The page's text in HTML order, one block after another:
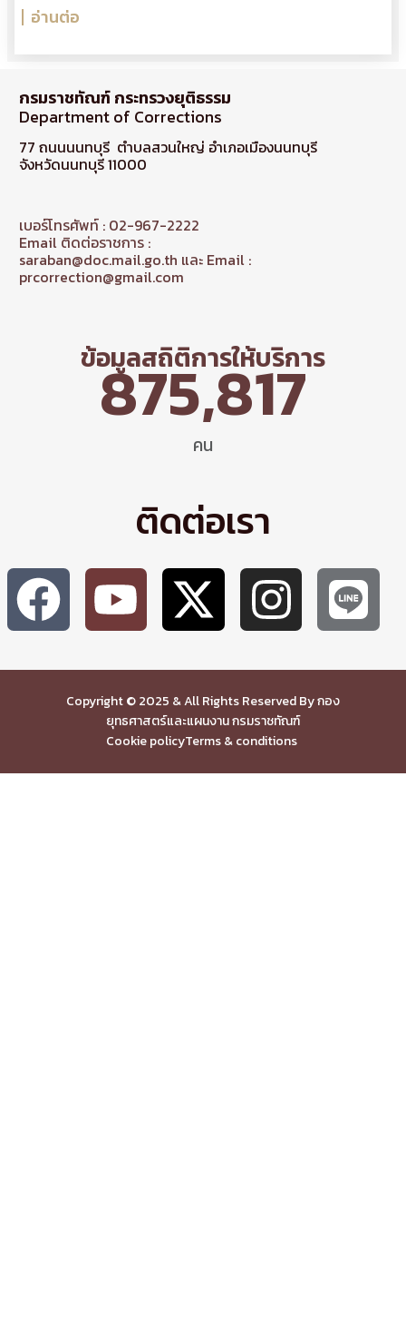
อ่านต่อ
กรมราชทัณฑ์ กระทรวงยุติธรรม
Department of Corrections
77 ถนนนนทบุรี ตำบลสวนใหญ่ อำเภอเมืองนนทบุรี
จังหวัดนนทบุรี 11000
เบอร์โทรศัพท์ : 02-967-2222
Email ติดต่อราชการ :
saraban@doc.mail.go.th และ Email :
prcorrection@gmail.com
ข้อมูลสถิติการให้บริการ
คน
875,817
ติดต่อเรา
Copyright © 2025 & All Rights Reserved By กอง
ยุทธศาสตร์และแผนงาน กรมราชทัณฑ์
Cookie policyTerms & conditions